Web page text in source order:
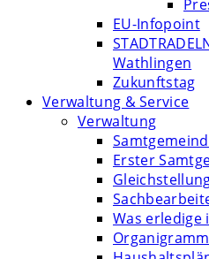
EU-Infopoint
Wathlingen
Zukunftstag
Verwaltung & Service
Verwaltung
Erster
Was erledige
Organigramm